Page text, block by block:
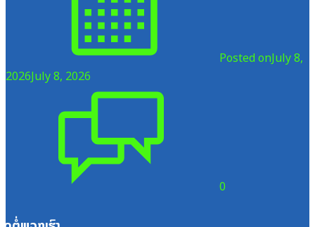
Posted onJuly 8,
2026July 8, 2026
0